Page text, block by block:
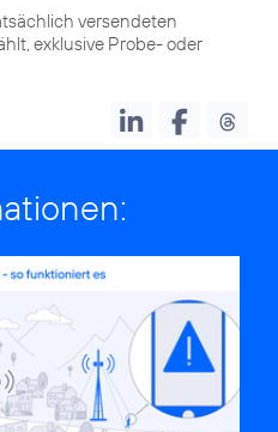
versendeten
exklusive Probe- oder